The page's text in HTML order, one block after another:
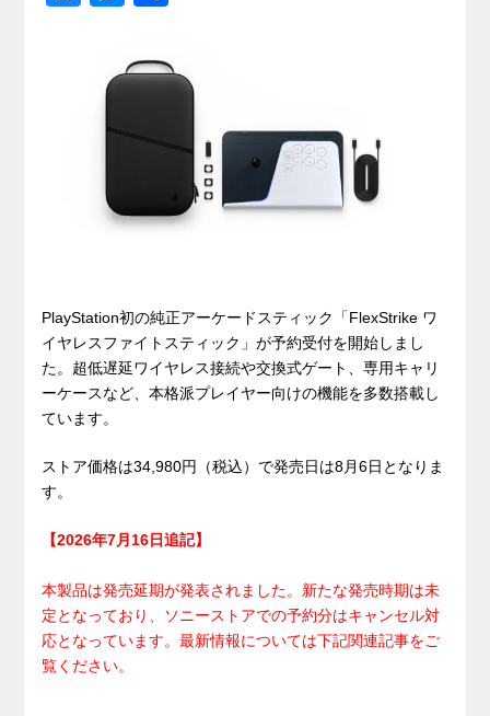
c
n
a
s
sk
ss
e
n
PlayStation初の純正アーケードスティック「FlexStrike ワ
イヤレスファイトスティック」が予約受付を開始しまし
た。超低遅延ワイヤレス接続や交換式ゲート、専用キャリ
ーケースなど、本格派プレイヤー向けの機能を多数搭載し
ています。
ストア価格は34,980円（税込）で発売日は8月6日となりま
す。
【2026年7月16日追記】
本製品は発売延期が発表されました。新たな発売時期は未
定となっており、ソニーストアでの予約分はキャンセル対
応となっています。最新情報については下記関連記事をご
覧ください。